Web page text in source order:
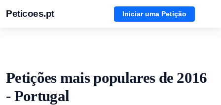
Peticoes.pt Iniciar uma Petição
Petições mais populares de 2016
- Portugal